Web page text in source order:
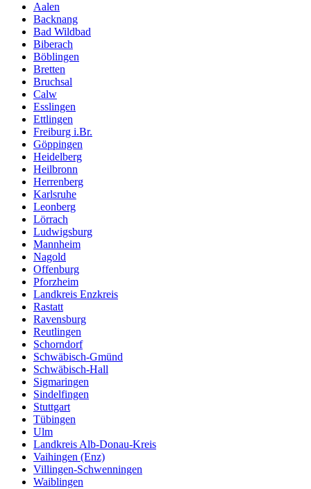
Aalen
Backnang
Bad Wildbad
Biberach
Böblingen
Bretten
Bruchsal
Calw
Esslingen
Ettlingen
Freiburg i.Br.
Göppingen
Heidelberg
Heilbronn
Herrenberg
Karlsruhe
Leonberg
Lörrach
Ludwigsburg
Mannheim
Nagold
Offenburg
Pforzheim
Landkreis Enzkreis
Rastatt
Ravensburg
Reutlingen
Schorndorf
Schwäbisch-Gmünd
Schwäbisch-Hall
Sigmaringen
Sindelfingen
Stuttgart
Tübingen
Ulm
Landkreis Alb-Donau-Kreis
Vaihingen (Enz)
Villingen-Schwenningen
Waiblingen